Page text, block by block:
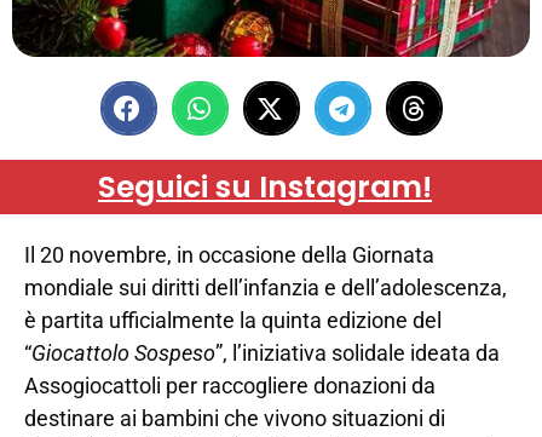
Seguici su Instagram!
Il 20 novembre, in occasione della Giornata
mondiale sui diritti dell’infanzia e dell’adolescenza,
è partita ufficialmente la quinta edizione del
“Giocattolo Sospeso”, l’iniziativa solidale ideata da
Assogiocattoli per raccogliere donazioni da
destinare ai bambini che vivono situazioni di